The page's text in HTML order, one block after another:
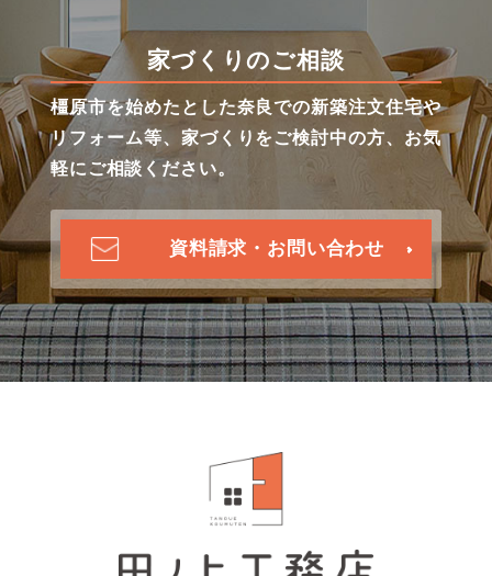
家づくりのご相談
橿原市を始めたとした奈良での新築注文住宅や
リフォーム等、家づくりをご検討中の方、お気
軽にご相談ください。
資料請求・お問い合わせ